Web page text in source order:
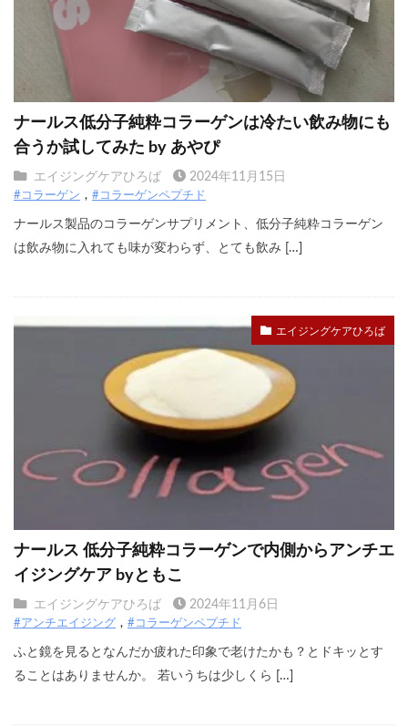
ナールス低分子純粋コラーゲンは冷たい飲み物にも
合うか試してみた by あやぴ
エイジングケアひろば 2024年11月15日
#コラーゲン #コラーゲンペプチド
ナールス製品のコラーゲンサプリメント、低分子純粋コラーゲン
は飲み物に入れても味が変わらず、とても飲み […]
エイジングケアひろば
ナールス 低分子純粋コラーゲンで内側からアンチエ
イジングケア byともこ
エイジングケアひろば 2024年11月6日
#アンチエイジング #コラーゲンペプチド
ふと鏡を見るとなんだか疲れた印象で老けたかも？とドキッとす
ることはありませんか。 若いうちは少しくら […]